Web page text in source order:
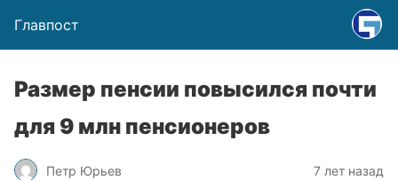
Главпост
Размер пенсии повысился почти
для 9 млн пенсионеров
Петр Юрьев 7 лет назад